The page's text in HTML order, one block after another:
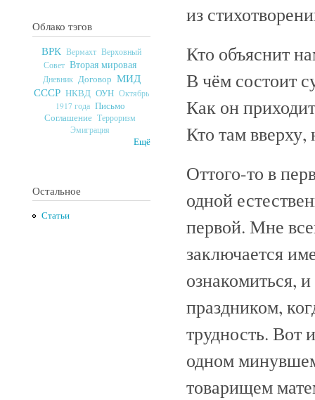
Облако тэгов
ВРК Вермахт Верховный
Совет Вторая мировая
Дневник Договор МИД
СССР НКВД ОУН Октябрь
1917 года Письмо
Соглашение Терроризм
Эмиграция
Ещё
Остальное
Статьи
из
Кто объяснит
В чём состоит
Как он
Кто там вверху,
Оттого-то в
одной
первой. Мне
заключается
ознакомиться,
праздником,
трудность. Вот
одном
товарищем